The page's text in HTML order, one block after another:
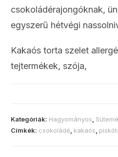
csokoládérajongóknak,
egyszerű hétvégi
Kakaós torta szelet
tejtermékek, szója,
Kategóriák: Hagyományos
Címkék: csokoládé kakaós